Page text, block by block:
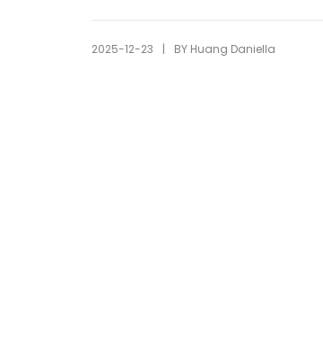
2025-12-23 | BY Huang Daniella